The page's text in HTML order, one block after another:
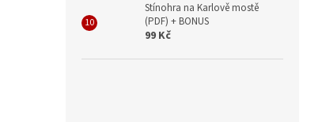
Stínohra na Karlově mostě
(PDF) + BONUS
99 Kč